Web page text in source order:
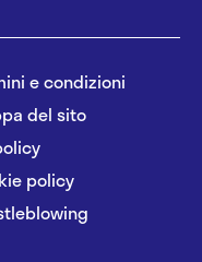
e condizioni
del sito
policy